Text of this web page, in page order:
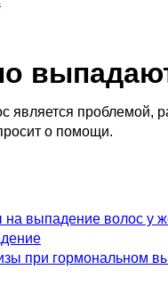
является проблемой,
о помощи.
на выпадение волос у
при гормональном